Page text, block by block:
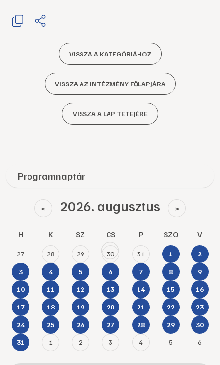
VISSZA A KATEGÓRIÁHOZ
VISSZA AZ INTÉZMÉNY FŐLAPJÁRA
VISSZA A LAP TETEJÉRE
Programnaptár
< 2026. augusztus >
H K SZ CS P SZO V
27 28 29 30 31 1 2
3 4 5 6 7 8 9
10 11 12 13 14 15 16
17 18 19 20 21 22 23
24 25 26 27 28 29 30
31 1 2 3 4 5 6